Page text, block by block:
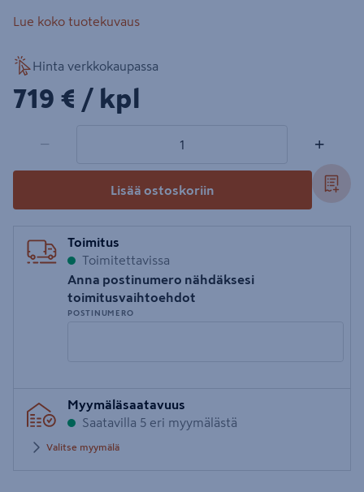
Lue koko tuotekuvaus
Hinta verkkokaupassa
719€/kpl
719 € / kpl
− +
Lisää ostoskoriin
Toimitus
Toimitettavissa
Anna postinumero nähdäksesi
toimitusvaihtoehdot
POSTINUMERO
postinumero
Myymäläsaatavuus
Saatavilla 5 eri myymälästä
Valitse myymälä